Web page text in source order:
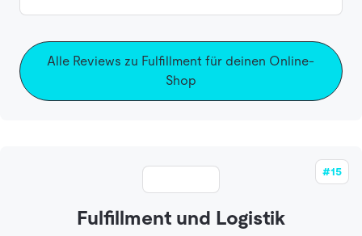
Alle Reviews zu Fulfillment für deinen Online-
Shop
#15
Fulfillment und Logistik